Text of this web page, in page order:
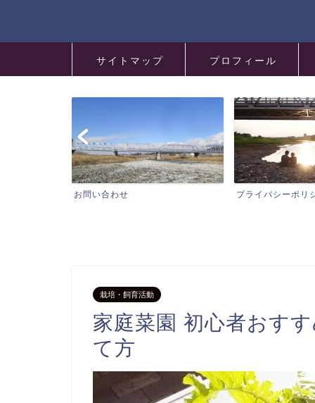
サイトマップ プロフィール
プライバシーポリシー 特定商取引法に基
栽培・飼育活動
家庭菜園 初心者おす
て方